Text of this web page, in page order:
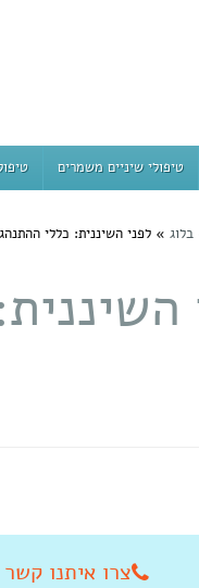
טיפולי שיניים משמרים
בלוג » לפני השיננית: כללי
צרו איתנו קשר כעת בטלפון 077-